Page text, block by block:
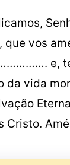
que vos
e,
da vida
Cristo.